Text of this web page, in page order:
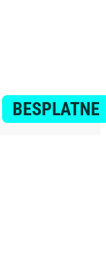
BESPLATNE